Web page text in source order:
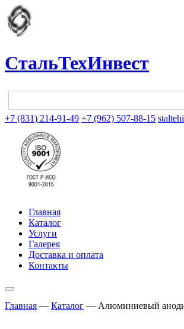
СтальТехИнвест
+7 (831) 214-91-49 +7 (962) 507-88-15
Главная
Каталог
Услуги
Галерея
Доставка и оплата
Контакты
Главная — Каталог — Алюминиевый